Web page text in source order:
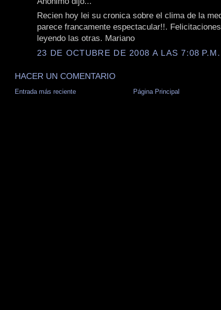
Recien hoy lei su cronica sobre el clima de la
parece francamente espectacular!!.
leyendo las otras. Mariano
23 DE OCTUBRE DE 2008 A LAS 7:08 P.M.
HACER UN COMENTARIO
Entrada más reciente Página Principal